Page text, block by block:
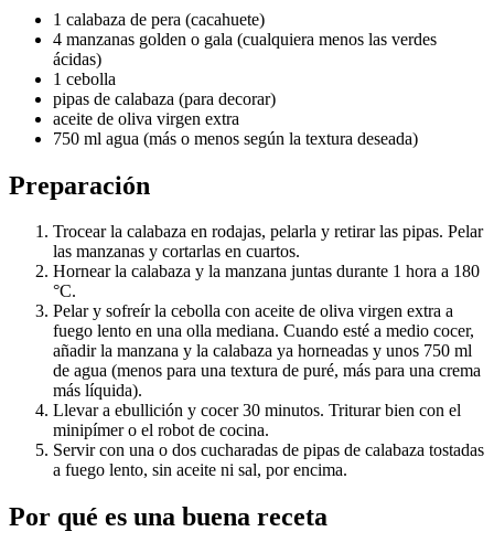
1 calabaza de pera (cacahuete)
4 manzanas golden o gala (cualquiera menos las verdes
ácidas)
1 cebolla
pipas de calabaza (para decorar)
aceite de oliva virgen extra
750 ml agua (más o menos según la textura deseada)
Preparación
Trocear la calabaza en rodajas, pelarla y retirar las pipas. Pelar
las manzanas y cortarlas en cuartos.
Hornear la calabaza y la manzana juntas durante 1 hora a 180
°C.
Pelar y sofreír la cebolla con aceite de oliva virgen extra a
fuego lento en una olla mediana. Cuando esté a medio cocer,
añadir la manzana y la calabaza ya horneadas y unos 750 ml
de agua (menos para una textura de puré, más para una crema
más líquida).
Llevar a ebullición y cocer 30 minutos. Triturar bien con el
minipímer o el robot de cocina.
Servir con una o dos cucharadas de pipas de calabaza tostadas
a fuego lento, sin aceite ni sal, por encima.
Por qué es una buena receta